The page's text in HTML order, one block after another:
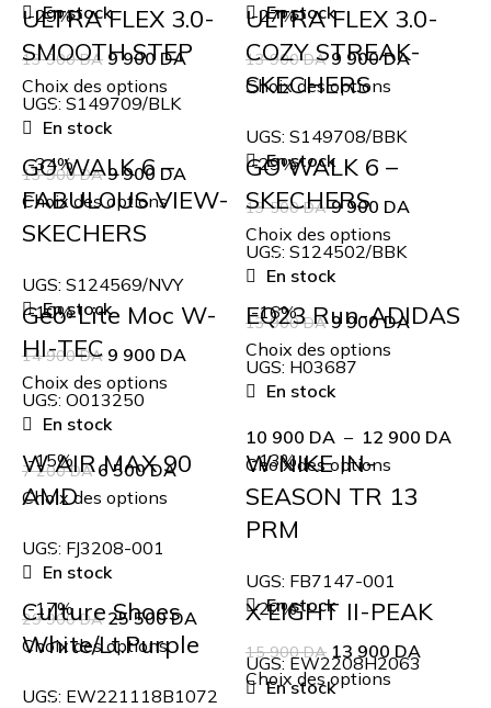
En stock
13 900DA 9 900 DA
Choix des options
En stock
13 900DA 9 900DA
Choix des options
-29%
ULTRA FLEX 3.0-
SMOOTH STEP
UGS: S149709/BLK
En stock
13 900DA 9 900 DA
Choix des options
-27%
ULTRA FLEX 3.0-
COZY STREAK-
SKECHERS
UGS: S149708/BBK
En stock
13 500DA 9 900 DA
Choix des options
-34%
GO WALK 6 –
FABULOUS VIEW-
SKECHERS
UGS: S124569/NVY
En stock
14 900DA 9 900 DA
Choix des options
-29%
GO WALK 6 –
SKECHERS
UGS: S124502/BBK
En stock
13 900DA 9 900DA
Choix des options
-10%
Geo-Lite Moc W-
HI-TEC
UGS: O013250
En stock
7 200DA 6 500DA
Choix des options
-16%
EQ23 Run-ADIDAS
UGS: H03687
En stock
10 900 DA – 12 900 DA
Choix des options
-15%
W AIR MAX 90
AMD
UGS: FJ3208-001
En stock
29 900DA 25 500DA
Choix des options
-13%
W NIKE IN-
SEASON TR 13
PRM
UGS: FB7147-001
En stock
15 900DA 13 900 DA
Choix des options
-17%
Culture Shoes
White/Lt.Purple
UGS: EW221118B1072
-22%
X LIGHT II-PEAK
UGS:EW2208H2063
En stock